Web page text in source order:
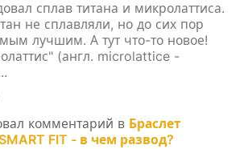
сплав титана и микролаттиса.
не сплавляли, но до сих пор
лучшим. А тут что-то новое!
(англ. microlattice -
комментарий в Браслет
FIT - в чем развод?